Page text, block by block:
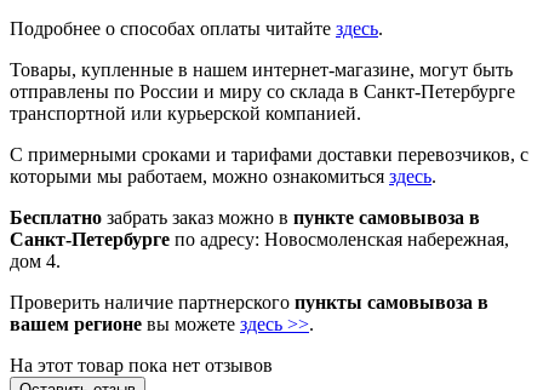
Подробнее о способах оплаты читайте здесь.
Товары, купленные в нашем интернет-магазине, могут быть
отправлены по России и миру со склада в Санкт-Петербурге
транспортной или курьерской компанией.
С примерными сроками и тарифами доставки перевозчиков, с
которыми мы работаем, можно ознакомиться здесь.
Бесплатно забрать заказ можно в пункте самовывоза в
Санкт-Петербурге по адресу: Новосмоленская набережная,
дом 4.
Проверить наличие партнерского пункты самовывоза в
вашем регионе вы можете здесь >>.
На этот товар пока нет отзывов